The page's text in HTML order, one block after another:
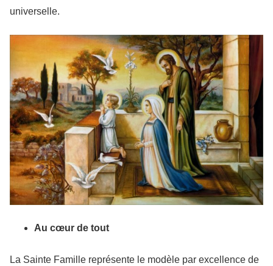
universelle.
Au cœur de tout
La Sainte Famille représente le modèle par excellence de